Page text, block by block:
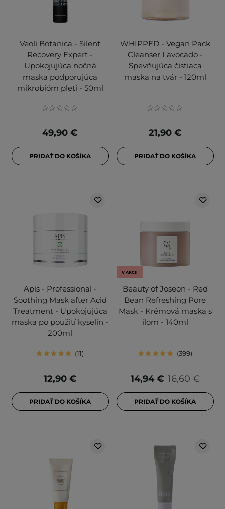
Veoli Botanica - Silent
Recovery Expert -
Upokojujúca nočná
maska podporujúca
mikrobióm pleti - 50ml
49,90 €
PRIDAŤ DO KOŠÍKA
WHIPPED - Vegan Pack
Cleanser Lavocado -
Spevňujúca čistiaca
maska na tvár - 120ml
21,90 €
PRIDAŤ DO KOŠÍKA
Apis - Professional -
Soothing Mask after Acid
Treatment - Upokojujúca
maska po použití kyselín -
200ml
11
12,90 €
PRIDAŤ DO KOŠÍKA
V AKCII
Beauty of Joseon - Red
Bean Refreshing Pore
Mask - Krémová maska s
ílom - 140ml
399
16,60 €
14,94 €
PRIDAŤ DO KOŠÍKA